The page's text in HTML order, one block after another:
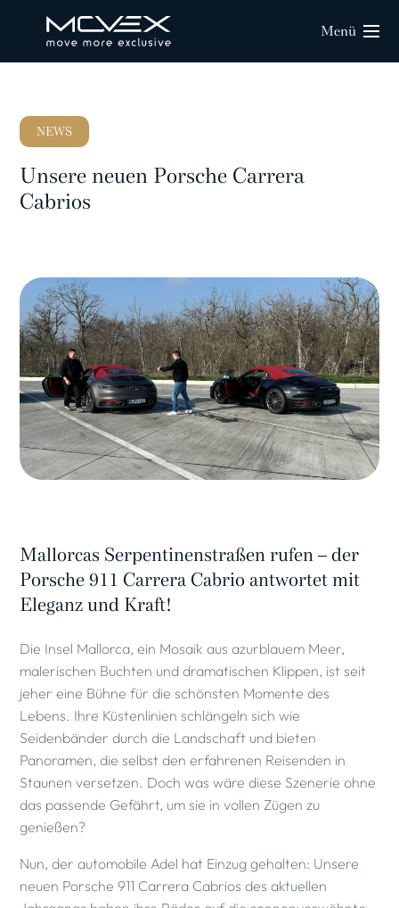
Menü
NEWS
Unsere neuen Porsche Carrera
Cabrios
Mallorcas Serpentinenstraßen rufen – der
Porsche 911 Carrera Cabrio antwortet mit
Eleganz und Kraft!
Die Insel Mallorca, ein Mosaik aus azurblauem Meer,
malerischen Buchten und dramatischen Klippen, ist seit
jeher eine Bühne für die schönsten Momente des
Lebens. Ihre Küstenlinien schlängeln sich wie
Seidenbänder durch die Landschaft und bieten
Panoramen, die selbst den erfahrenen Reisenden in
Staunen versetzen. Doch was wäre diese Szenerie ohne
das passende Gefährt, um sie in vollen Zügen zu
genießen?
Nun, der automobile Adel hat Einzug gehalten: Unsere
neuen Porsche 911 Carrera Cabrios des aktuellen